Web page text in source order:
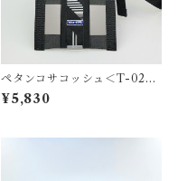
ペタンコサコッシュ＜T-0279
＞
¥5,830